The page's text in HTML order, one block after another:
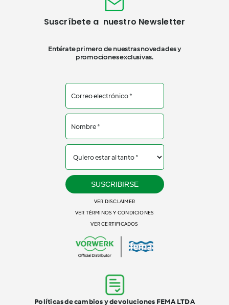
Suscríbete a nuestro Newsletter
Entérate primero de nuestras novedades y
promociones exclusivas.
SUSCRIBIRSE
VER DISCLAIMER
VER TÉRMINOS Y CONDICIONES
VER CERTIFICADOS
Políticas de cambios y devoluciones FEMA LTDA